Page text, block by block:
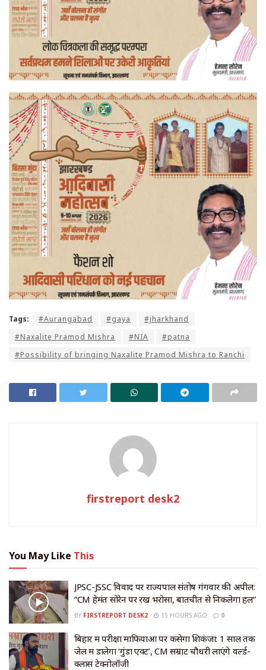
Tags: #Aurangabad #gaya
#jharkhand
#Naxalite Pramod Mishra
#NIA
#patna
#Possibility of bringing Naxalite Pramod Mishra to Ranchi
firstreport desk2
You May Like This
JPSC-JSSC विवाद पर राज्यपाल संतोष गंगवार की अपील:
“CM हेमंत सोरेन पर रखें भरोसा, बातचीत से निकलेगा हल”
BY FIRSTREPORT DESK2 15 HOURS AGO 0
बिहार में परीक्षा माफियाओं पर कसेगा शिकंजा: 1 साल तक
जेल में डालेगा ‘गुंडा एक्ट’, CM सम्राट चौधरी लाएंगे वर्ल्ड-
क्लास टेक्नोलॉजी